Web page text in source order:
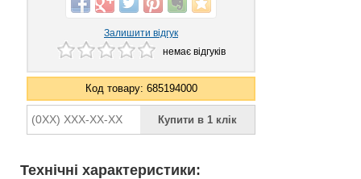
Залишити відгук
немає відгуків
Код товару: 685194000
Технічні характеристики: